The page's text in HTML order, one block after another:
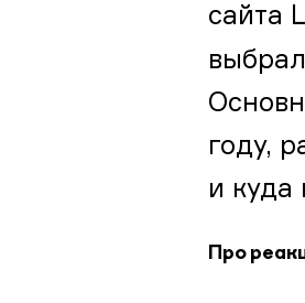
сайта
году,
и куда
Про